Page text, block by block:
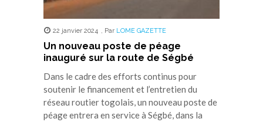
22 janvier 2024 , Par LOME GAZETTE
Un nouveau poste de péage
inauguré sur la route de Ségbé
Dans le cadre des efforts continus pour
soutenir le financement et l’entretien du
réseau routier togolais, un nouveau poste de
péage entrera en service à Ségbé, dans la